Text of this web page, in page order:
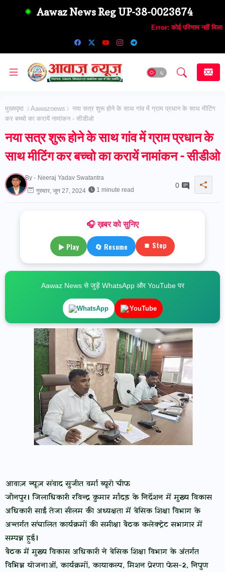
Aawaz News Reg UP-38-0023674
Error: कोई परिणाम नहीं मिला
मुख्यपृष्ठ Aawaznews
नया सत्र शुरू होने के साथ गांव में ग्राम प्रधान के साथ मीटिंग
कर बच्चो का करायें नामांकन - सीडीओ
नया सत्र शुरू होने के साथ गांव में ग्राम प्रधान के
साथ मीटिंग कर बच्चो का करायें नामांकन - सीडीओ
By - Neeraj Yadav Swatantra
गुरुवार, जून 27, 2024
1 minute read
0
🎧 ख़बर को सुनिए
▶ Play 🔄 Resume ⏹ Stop
Aawaz News से जुड़ें WhatsApp और YouTube पर
WhatsApp YouTube
आवाज़ न्यूज़ संवाद सुजीत वर्मा ब्यूरो चीफ
जौनपुर। जिलाधिकारी रविन्द्र कुमार माँदड़ के निर्देशन में मुख्य विकास
अधिकारी साईं तेजा सीलम की अध्यक्षता में बेसिक शिक्षा विभाग के
अन्तर्गत संचालित कार्यक्रमों की समीक्षा बैठक कलेक्ट्रेट सभागार में
सम्पन्न हुई।
बैठक में मुख्य विकास अधिकारी ने बेसिक शिक्षा विभाग के अंतर्गत
विभिन्न योजनाओं, कार्यक्रमों, कायाकल्प, मिशन प्रेरणा फेस-2, निपुण